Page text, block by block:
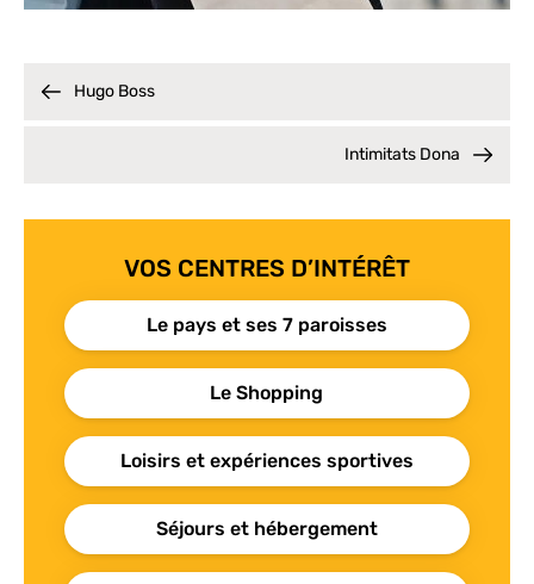
Hugo Boss
Intimitats Dona
VOS CENTRES D’INTÉRÊT
Le pays et ses 7 paroisses
Le Shopping
Loisirs et expériences sportives
Séjours et hébergement